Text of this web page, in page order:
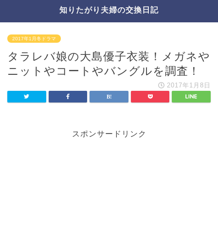
知りたがり夫婦の交換日記
2017年1月冬ドラマ
タラレバ娘の大島優子衣装！メガネや
ニットやコートやバングルを調査！
2017年1月8日
スポンサードリンク